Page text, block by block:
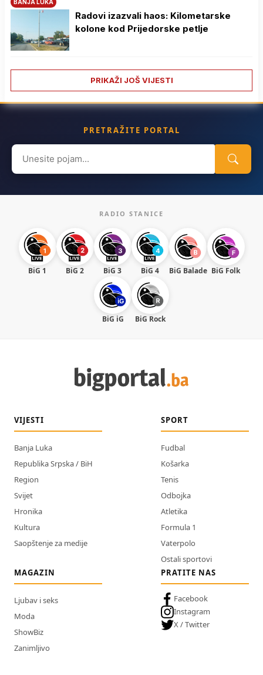
BANJA LUKA
Radovi izazvali haos: Kilometarske
kolone kod Prijedorske petlje
PRIKAŽI JOŠ VIJESTI
PRETRAŽITE PORTAL
Search
for:
RADIO STANICE
BiG 1 BiG 2 BiG 3 BiG 4 BiG Balade BiG Folk
BiG iG BiG Rock
VIJESTI
Banja Luka
Republika Srpska / BiH
Region
Svijet
Hronika
Kultura
Saopštenje za medije
SPORT
Fudbal
Košarka
Tenis
Odbojka
Atletika
Formula 1
Vaterpolo
Ostali sportovi
MAGAZIN
Ljubav i seks
Moda
ShowBiz
Zanimljivo
PRATITE NAS
Facebook
Instagram
X / Twitter